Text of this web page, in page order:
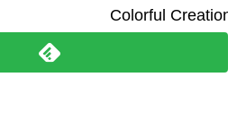
Colorful